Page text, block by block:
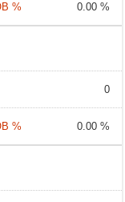
0.00 %
0
0.00 %